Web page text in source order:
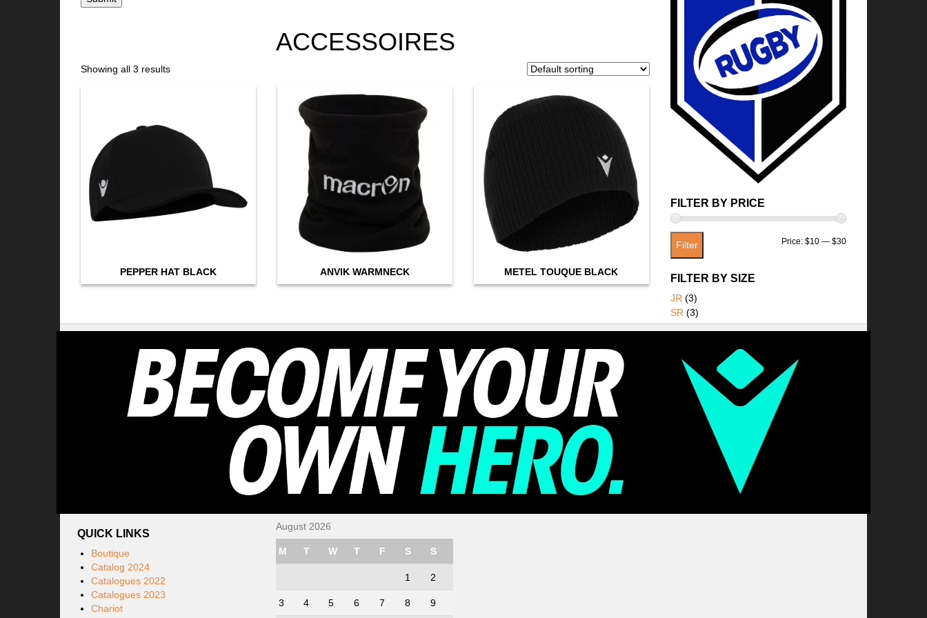
ACCESSOIRES
Showing all 3 results
PEPPER HAT BLACK ANVIK WARMNECK METEL TOUQUE BLACK
FILTER BY PRICE
Min
Max
Filter Price: $10 — $30
FILTER BY SIZE
JR (3)
SR (3)
QUICK LINKS
Boutique
Catalog 2024
Catalogues 2022
Catalogues 2023
Chariot
August 2026
M T W T F S S
1 2
3 4 5 6 7 8 9